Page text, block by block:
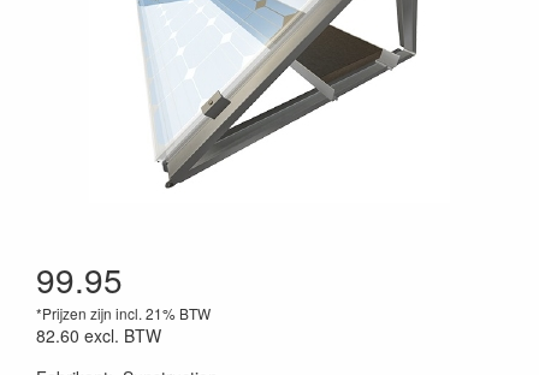
99.95
*Prijzen zijn incl. 21% BTW
82.60 excl. BTW